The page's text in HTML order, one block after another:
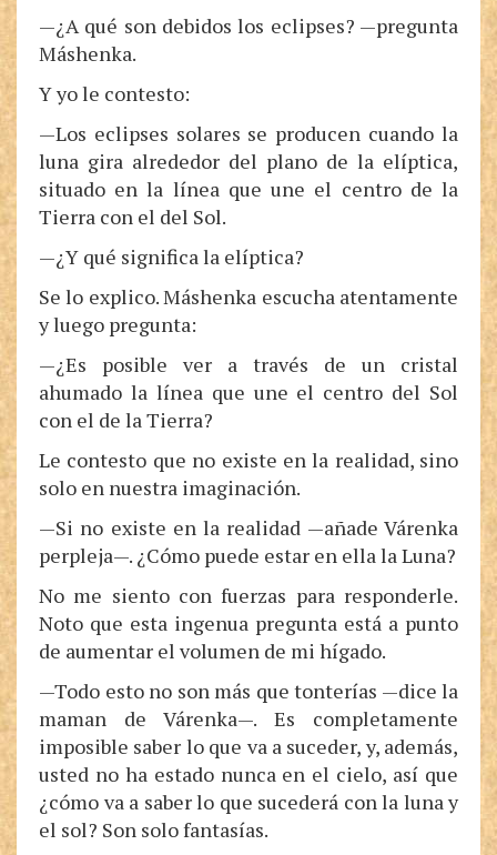
—¿A qué son debidos los eclipses? —pregunta
Máshenka.
Y yo le contesto:
—Los eclipses solares se producen cuando la
luna gira alrededor del plano de la elíptica,
situado en la línea que une el centro de la
Tierra con el del Sol.
—¿Y qué significa la elíptica?
Se lo explico. Máshenka escucha atentamente
y luego pregunta:
—¿Es posible ver a través de un cristal
ahumado la línea que une el centro del Sol
con el de la Tierra?
Le contesto que no existe en la realidad, sino
solo en nuestra imaginación.
—Si no existe en la realidad —añade Várenka
perpleja—. ¿Cómo puede estar en ella la Luna?
No me siento con fuerzas para responderle.
Noto que esta ingenua pregunta está a punto
de aumentar el volumen de mi hígado.
—Todo esto no son más que tonterías —dice la
maman de Várenka—. Es completamente
imposible saber lo que va a suceder, y, además,
usted no ha estado nunca en el cielo, así que
¿cómo va a saber lo que sucederá con la luna y
el sol? Son solo fantasías.